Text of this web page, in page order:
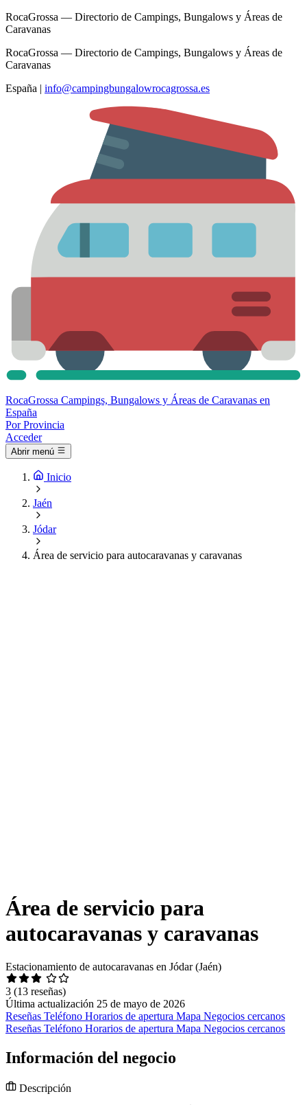
RocaGrossa — Directorio de Campings, Bungalows y Áreas de
Caravanas
RocaGrossa — Directorio de Campings, Bungalows y Áreas de
Caravanas
España | info@campingbungalowrocagrossa.es
RocaGrossa Campings, Bungalows y Áreas de Caravanas en
España
Por Provincia
Acceder
Abrir menú
Inicio
Jaén
Jódar
Área de servicio para autocaravanas y caravanas
Área de servicio para
autocaravanas y caravanas
Estacionamiento de autocaravanas en Jódar (Jaén)
3 (13 reseñas)
Última actualización 25 de mayo de 2026
Reseñas Teléfono Horarios de apertura Mapa Negocios cercanos
Reseñas Teléfono Horarios de apertura Mapa Negocios cercanos
Información del negocio
Descripción